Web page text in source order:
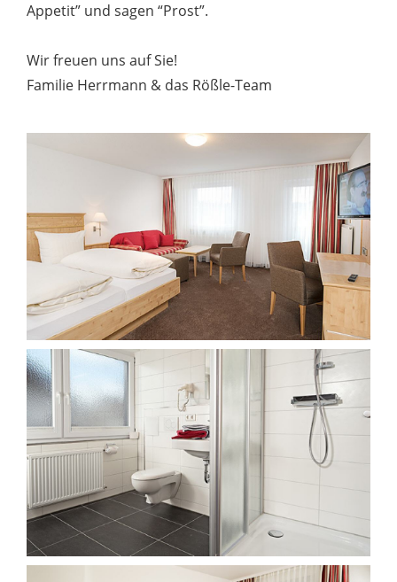
Appetit” und sagen “Prost”.
Wir freuen uns auf Sie!
Familie Herrmann & das Rößle-Team